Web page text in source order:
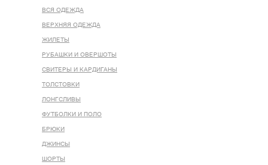
ВСЯ ОДЕЖДА
ВЕРХНЯЯ ОДЕЖДА
ЖИЛЕТЫ
РУБАШКИ И ОВЕРШОТЫ
СВИТЕРЫ И КАРДИГАНЫ
ТОЛСТОВКИ
ЛОНГСЛИВЫ
ФУТБОЛКИ И ПОЛО
БРЮКИ
ДЖИНСЫ
ШОРТЫ